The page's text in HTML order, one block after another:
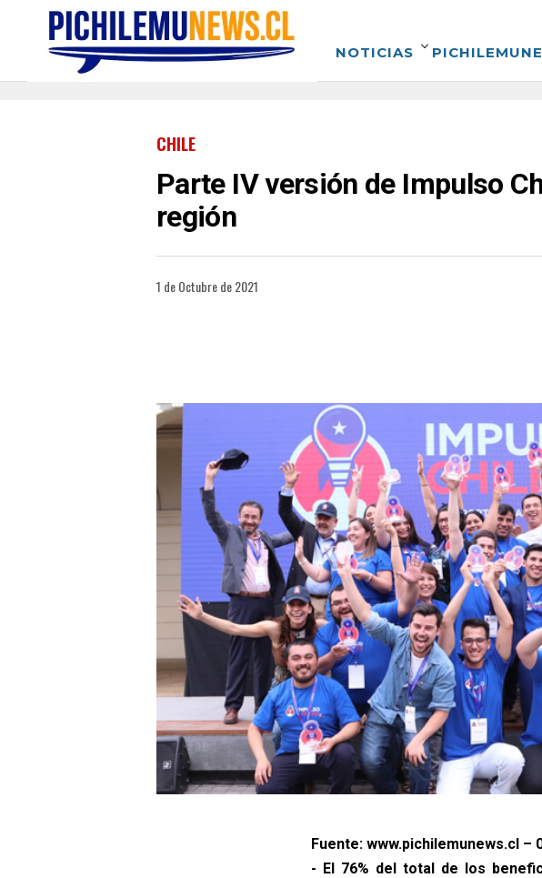
NOTICIAS
CHILE
Parte IV versión de Impulso
región
1 de Octubre de 2021
Fuente: www.pichilemunews.cl –
- El 76% del total de los